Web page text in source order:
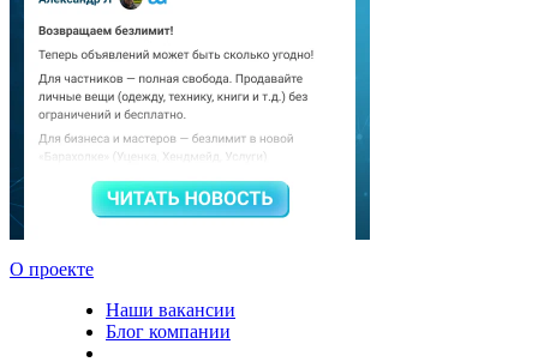
О проекте
Наши вакансии
Блог компании